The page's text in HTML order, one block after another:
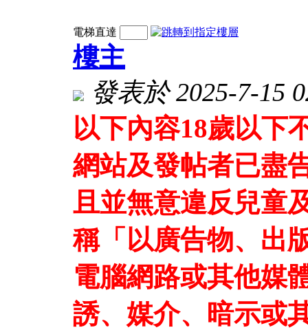
電梯直達
樓主
發表於 2025-7-15
以下內容18歲以下
網站及發帖者已盡
且並無意違反兒童
稱「以廣告物、出
電腦網路或其他媒
誘、媒介、暗示或